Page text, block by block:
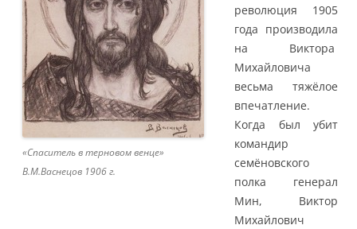
«Спаситель в терновом венце»
В.М.Васнецов 1906 г.
революция 1905
года производила
на Виктора
Михайловича
весьма тяжёлое
впечатление.
Когда был убит
командир
семёновского
полка генерал
Мин, Виктор
Михайлович